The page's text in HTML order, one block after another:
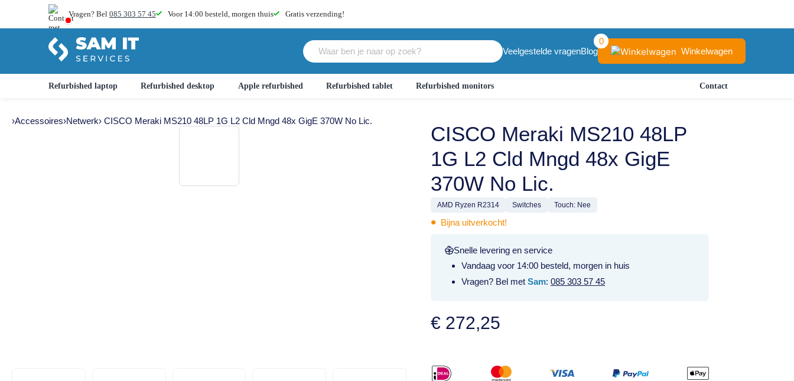
Vragen? Bel 085 303 57 45 Voor 14:00 besteld, morgen thuis Gratis verzending!
Veelgestelde vragenBlog
0
Winkelwagen
Refurbished laptop Refurbished desktop Apple refurbished Refurbished tablet Refurbished monitors Contact
›Accessoires›Netwerk› CISCO Meraki MS210 48LP 1G L2 Cld Mngd 48x GigE 370W No Lic.
CISCO Meraki MS210 48LP
1G L2 Cld Mngd 48x GigE
370W No Lic.
AMD Ryzen R2314 Switches Touch: Nee
• Bijna uitverkocht!
Snelle levering en service
Vandaag voor 14:00 besteld, morgen in huis
Vragen? Bel met Sam: 085 303 57 45
€ 272,25